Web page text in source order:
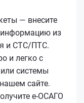
— внесите
информацию из
и СТС/ПТС.
и легко с
системы
сайте.
е‑ОСАГО